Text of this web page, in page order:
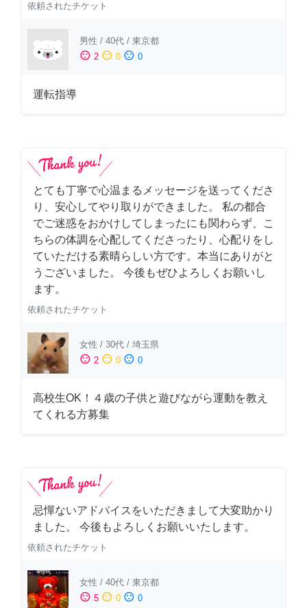
依頼されたチケット
男性 / 40代 / 東京都
sentiment_satisfied 2 sentiment_neutral 0 sentiment_dissatisfied 0
運転指導
とても丁寧で心温まるメッセージを送ってくださ
り、安心してやり取りができました。 私の都合
でご迷惑をおかけしてしまったにも関わらず、こ
ちらの体調を心配してくださったり、心配りをし
ていただける素晴らしい方です。本当にありがと
うございました。 今後もぜひよろしくお願いし
ます。
依頼されたチケット
女性 / 30代 / 埼玉県
sentiment_satisfied 2 sentiment_neutral 0 sentiment_dissatisfied 0
高校生OK！４歳の子供と遊びながら運動を教え
てくれる方募集
忌憚ないアドバイスをいただきまして大変助かり
ました。 今後もよろしくお願いいたします。
依頼されたチケット
女性 / 40代 / 東京都
sentiment_satisfied 5 sentiment_neutral 0 sentiment_dissatisfied 0